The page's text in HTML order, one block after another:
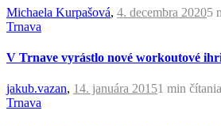
Michaela Kurpašová, 4. decembra 20205
Trnava
V Trnave vyrástlo nové workoutové
jakub.vazan, 14. januára 20151 min čítania
Trnava